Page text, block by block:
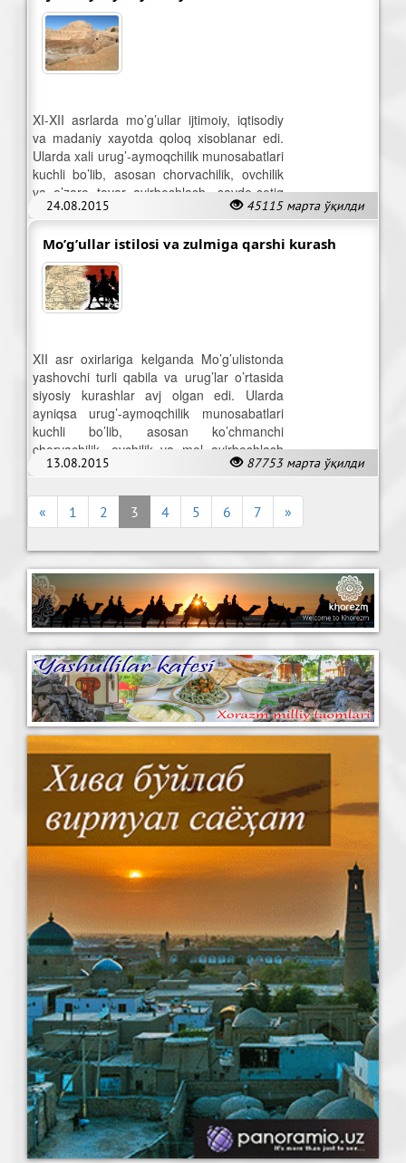
24.08.2015 45115 марта ўқилди
XI-XII asrlarda mo’g’ullar ijtimoiy, iqtisodiy
va madaniy xayotda qoloq xisoblanar edi.
Ularda xali urug’-aymoqchilik munosabatlari
kuchli bo’lib, asosan chorvachilik, ovchilik
va o’zaro tovar ayirboshlash, savdo-sotiq
bilan shug’ullanib kelishgan.
Mo’g’ullar istilosi va zulmiga qarshi kurash
13.08.2015 87753 марта ўқилди
XII asr oxirlariga kelganda Mo’g’ulistonda
yashovchi turli qabila va urug’lar o’rtasida
siyosiy kurashlar avj olgan edi. Ularda
ayniqsa urug’-aymoqchilik munosabatlari
kuchli bo’lib, asosan ko’chmanchi
chorvachilik, ovchilik va mol ayirboshlash
bilan kun kechirar edilar.
« 1 2 3 4 5 6 7 »